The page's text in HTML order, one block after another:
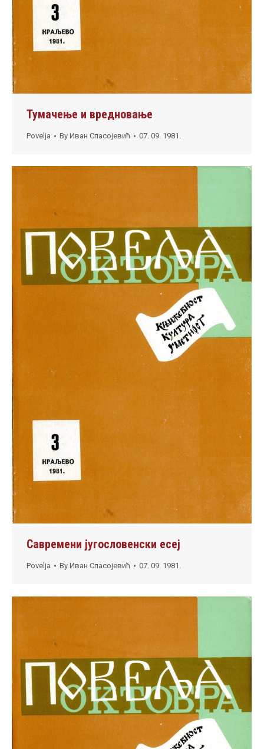
Тумачење и вредновање
Povelja By Иван Спасојевић 07. 09. 1981.
Савремени југословенски есеј
Povelja By Иван Спасојевић 07. 09. 1981.